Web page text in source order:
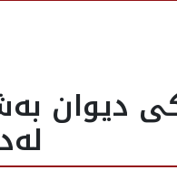
دیوان